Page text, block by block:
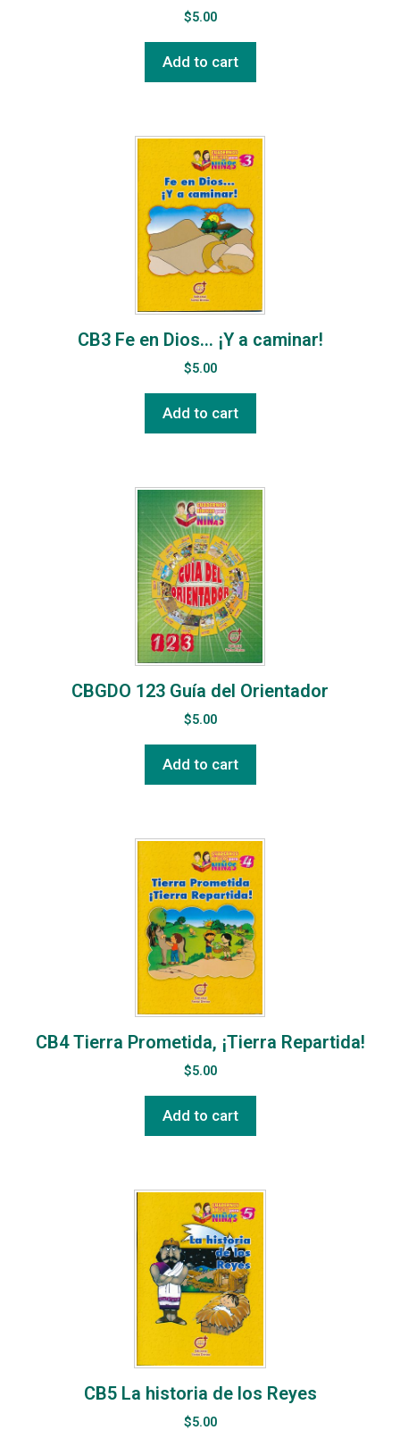
$5.00
Add to cart
CB3 Fe en Dios… ¡Y a caminar!
$5.00
Add to cart
CBGDO 123 Guía del Orientador
$5.00
Add to cart
CB4 Tierra Prometida, ¡Tierra Repartida!
$5.00
Add to cart
CB5 La historia de los Reyes
$5.00